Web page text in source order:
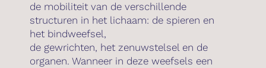
de mobiliteit van de verschillende
structuren in het lichaam: de spieren en
het bindweefsel,
de gewrichten, het zenuwstelsel en de
organen. Wanneer in deze weefsels een